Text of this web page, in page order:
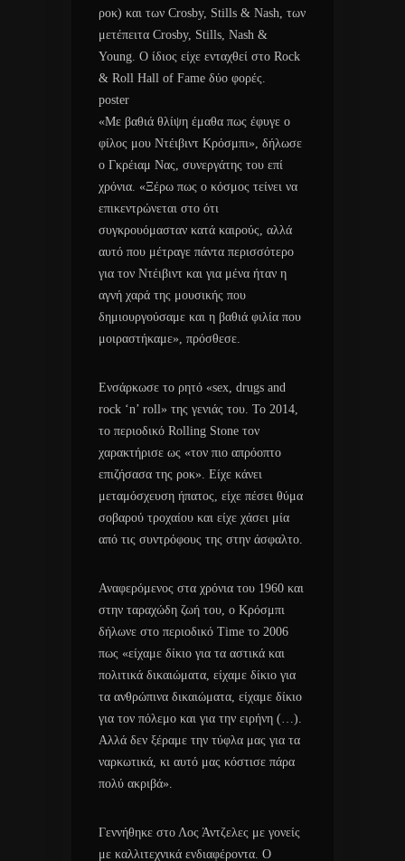
ροκ) και των Crosby, Stills & Nash, των
μετέπειτα Crosby, Stills, Nash &
Young. Ο ίδιος είχε ενταχθεί στο Rock
& Roll Hall of Fame δύο φορές.
poster
«Με βαθιά θλίψη έμαθα πως έφυγε ο
φίλος μου Ντέιβιντ Κρόσμπι», δήλωσε
ο Γκρέιαμ Νας, συνεργάτης του επί
χρόνια. «Ξέρω πως ο κόσμος τείνει να
επικεντρώνεται στο ότι
συγκρουόμασταν κατά καιρούς, αλλά
αυτό που μέτραγε πάντα περισσότερο
για τον Ντέιβιντ και για μένα ήταν η
αγνή χαρά της μουσικής που
δημιουργούσαμε και η βαθιά φιλία που
μοιραστήκαμε», πρόσθεσε.
Ενσάρκωσε το ρητό «sex, drugs and
rock ‘n’ roll» της γενιάς του. Το 2014,
το περιοδικό Rolling Stone τον
χαρακτήρισε ως «τον πιο απρόοπτο
επιζήσασα της ροκ». Είχε κάνει
μεταμόσχευση ήπατος, είχε πέσει θύμα
σοβαρού τροχαίου και είχε χάσει μία
από τις συντρόφους της στην άσφαλτο.
Αναφερόμενος στα χρόνια του 1960 και
στην ταραχώδη ζωή του, ο Κρόσμπι
δήλωνε στο περιοδικό Time το 2006
πως «είχαμε δίκιο για τα αστικά και
πολιτικά δικαιώματα, είχαμε δίκιο για
τα ανθρώπινα δικαιώματα, είχαμε δίκιο
για τον πόλεμο και για την ειρήνη (…).
Αλλά δεν ξέραμε την τύφλα μας για τα
ναρκωτικά, κι αυτό μας κόστισε πάρα
πολύ ακριβά».
Γεννήθηκε στο Λος Άντζελες με γονείς
με καλλιτεχνικά ενδιαφέροντα. Ο